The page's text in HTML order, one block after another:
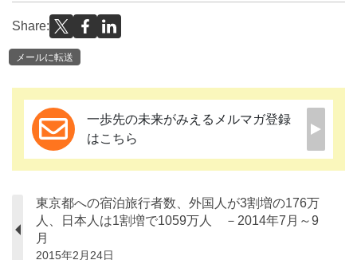
Share:
メールに転送
一歩先の未来がみえるメルマガ登録
はこちら
東京都への宿泊旅行者数、外国人が3割増の176万
人、日本人は1割増で1059万人 －2014年7月～9
月
2015年2月24日